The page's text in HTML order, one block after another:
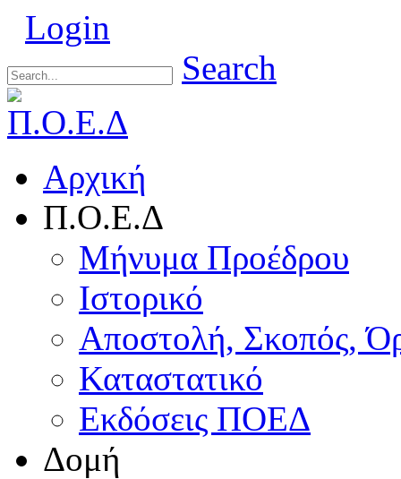
Login
Search
Αρχική
Π.Ο.Ε.Δ
Μήνυμα Προέδρου
Ιστορικό
Αποστολή, Σκοπός,
Καταστατικό
Εκδόσεις ΠΟΕΔ
Δομή